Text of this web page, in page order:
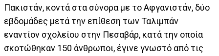
Πακιστάν, κοντά στα σύνορα με το Αφγανιστάν, δύο
εβδομάδες μετά την επίθεση των Ταλιμπάν
εναντίον σχολείου στην Πεσαβάρ, κατά την οποία
σκοτώθηκαν 150 άνθρωποι, έγινε γνωστό από τις